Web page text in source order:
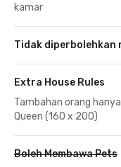
kamar
Tidak diperbolehkan
Extra House Rules
Tambahan orang
Queen (160 x 200)
Boleh Membawa Pets